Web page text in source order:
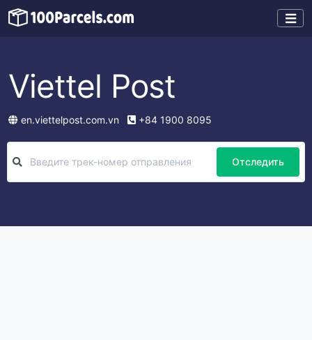
Viettel Post
en.viettelpost.com.vn +84 1900 8095
Отследить